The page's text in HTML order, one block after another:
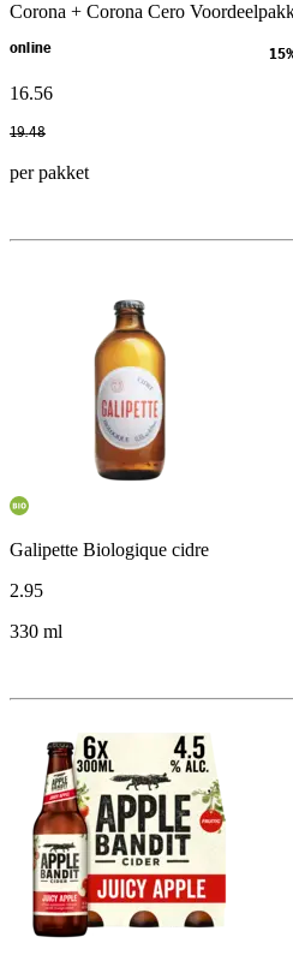
Corona + Corona Cero
online
16.56
19.48
per pakket
Galipette Biologique cidre
2.95
330 ml